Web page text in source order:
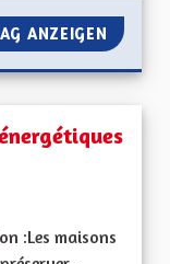
ANZEIGEN NE
:Les maisons